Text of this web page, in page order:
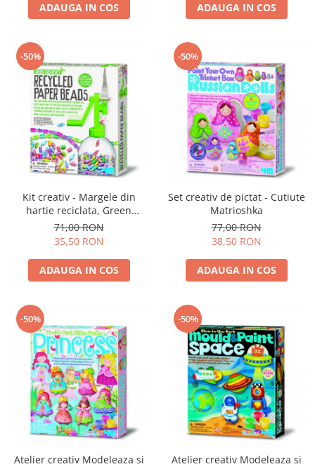
ADAUGA IN COS ADAUGA IN COS
-50%
Kit creativ - Margele din
hartie reciclata, Green
Creativity
71,00 RON
35,50 RON
ADAUGA IN COS
-50%
Set creativ de pictat - Cutiute
Matrioshka
77,00 RON
38,50 RON
ADAUGA IN COS
-50%
Atelier creativ Modeleaza si
-50%
Atelier creativ Modeleaza si